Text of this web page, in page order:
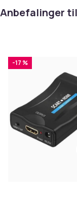
Vekt, gram
8776351e-3c60-
Anbefalinger
-17 %